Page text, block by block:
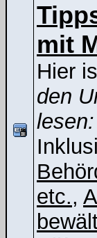
mit
Hier
den
lesen:
etc.,